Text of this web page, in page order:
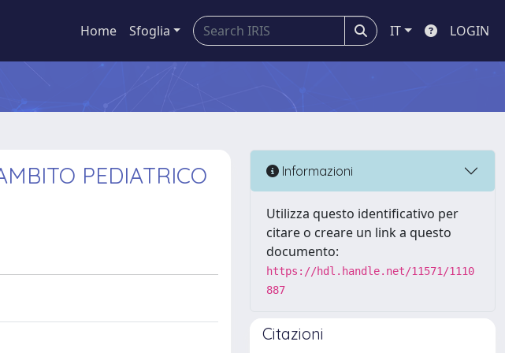
Home Sfoglia IT LOGIN
PEDIATRICO
Informazioni
Utilizza questo identificativo per
citare o creare un link a questo
documento:
https://hdl.handle.net/11571/1110
887
Citazioni